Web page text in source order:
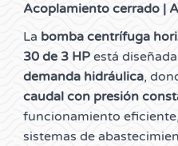
Acoplamiento cerrado |
La bomba centrífuga
30 de 3 HP está
demanda hidráulica,
caudal con presión
funcionamiento
sistemas de